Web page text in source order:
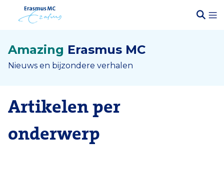
Amazing Erasmus MC
Nieuws en bijzondere verhalen
Artikelen per
onderwerp